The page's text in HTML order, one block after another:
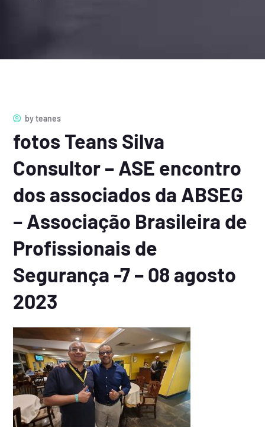
byteanes
fotos Teans Silva
Consultor – ASE encontro
dos associados da ABSEG
– Associação Brasileira de
Profissionais de
Segurança -7 – 08 agosto
2023